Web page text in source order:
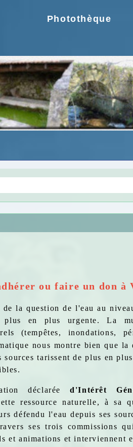
Photothèque
ou faire un don à
la question de l'eau au
plus en plus urgente. La
(tempêtes, inondations,
nous montre bien que la
sources tarissent de plus en
déclaréed'Intérêt
ressource naturelle, à sa
défendu l'eau depuis ses
ses trois commissions
et animations et interviennent